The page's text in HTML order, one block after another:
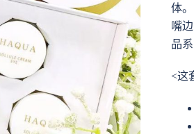
体
嘴
品
<这